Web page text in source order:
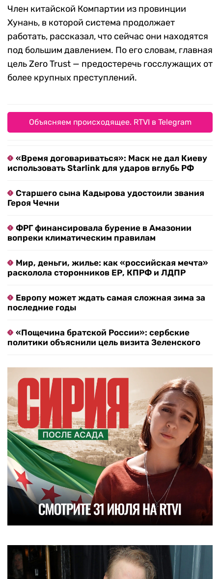
Член китайской Компартии из провинции
Хунань, в которой система продолжает
работать, рассказал, что сейчас они находятся
под большим давлением. По его словам, главная
цель Zero Trust — предостеречь госслужащих от
более крупных преступлений.
Объясняем происходящее. RTVI в Telegram
«Время договариваться»: Маск не дал Киеву
использовать Starlink для ударов вглубь РФ
Старшего сына Кадырова удостоили звания
Героя Чечни
ФРГ финансировала бурение в Амазонии
вопреки климатическим правилам
Мир, деньги, жилье: как «российская мечта»
расколола сторонников ЕР, КПРФ и ЛДПР
Европу может ждать самая сложная зима за
последние годы
«Пощечина братской России»: сербские
политики объяснили цель визита Зеленского